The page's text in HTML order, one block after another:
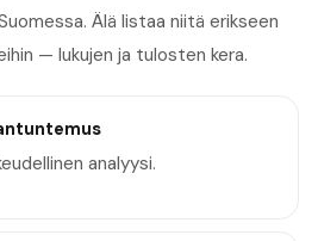
Älä listaa niitä erikseen
— lukujen ja tulosten kera.
analyysi.